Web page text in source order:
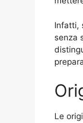
Infatti,
senza
Le